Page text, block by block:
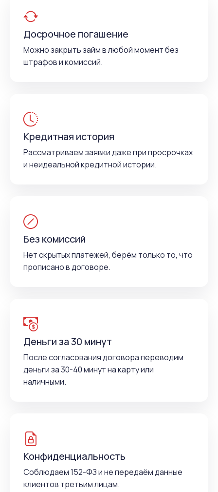
Досрочное погашение
Можно закрыть займ в любой момент без
штрафов и комиссий.
Кредитная история
Рассматриваем заявки даже при просрочках
и неидеальной кредитной истории.
Без комиссий
Нет скрытых платежей, берём только то, что
прописано в договоре.
Деньги за 30 минут
После согласования договора переводим
деньги за 30-40 минут на карту или
наличными.
Конфиденциальность
Соблюдаем 152-ФЗ и не передаём данные
клиентов третьим лицам.